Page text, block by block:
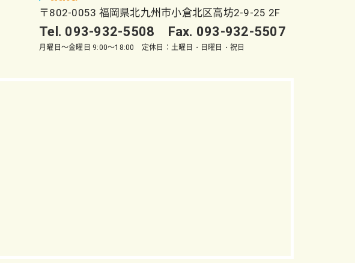
〒802-0053 福岡県北九州市小倉北区高坊2-9-25 2F
Tel. 093-932-5508 Fax. 093-932-5507
月曜日～金曜日 9:00～18:00 定休日：土曜日・日曜日・祝日